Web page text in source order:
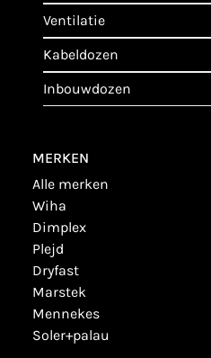
ventilatie
kabeldozen
inbouwdozen
MERKEN
alle merken
wiha
dimplex
plejd
dryfast
marstek
mennekes
soler+palau